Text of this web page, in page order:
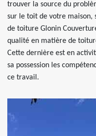
trouver la source du
sur le toit de votre maison,
de toiture Glonin
qualité en matière de
Cette dernière est en
sa possession les
ce travail.